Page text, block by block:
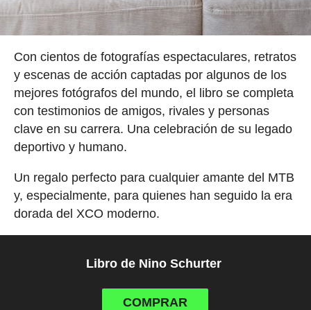
Con cientos de fotografías espectaculares, retratos
y escenas de acción captadas por algunos de los
mejores fotógrafos del mundo, el libro se completa
con testimonios de amigos, rivales y personas
clave en su carrera. Una celebración de su legado
deportivo y humano.
Un regalo perfecto para cualquier amante del MTB
y, especialmente, para quienes han seguido la era
dorada del XCO moderno.
Libro de Nino Schurter
COMPRAR